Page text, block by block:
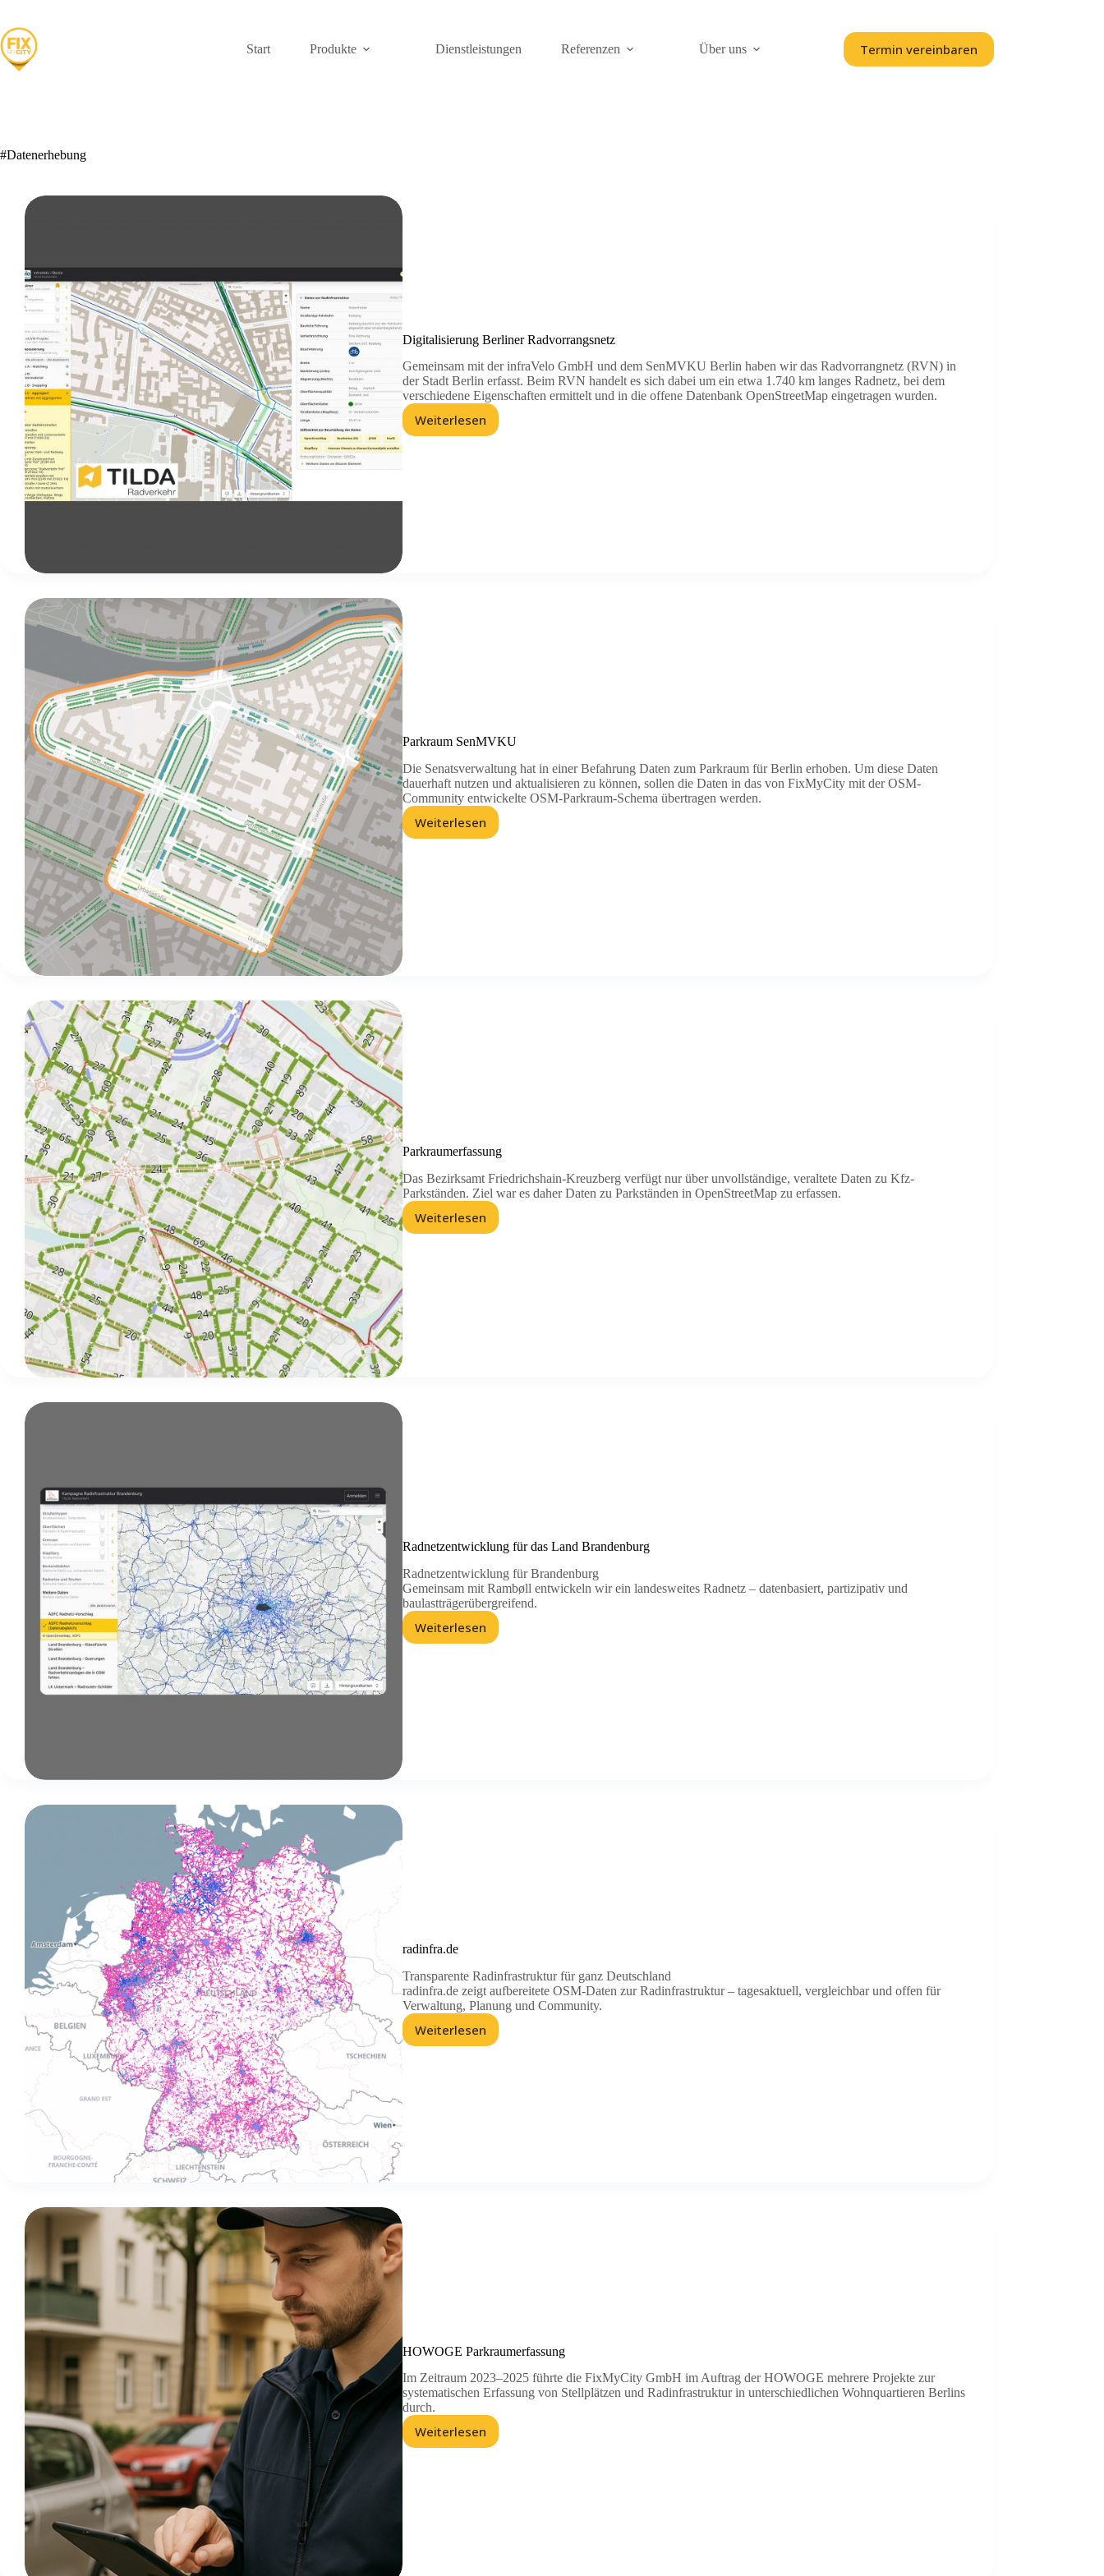
springen
Start
Produkte Dienstleistungen Referenzen Über uns Termin vereinbaren
#Datenerhebung
Digitalisierung Berliner Radvorrangsnetz
Gemeinsam mit der infraVelo GmbH und dem SenMVKU Berlin haben wir das Radvorrangnetz (RVN) in
der Stadt Berlin erfasst. Beim RVN handelt es sich dabei um ein etwa 1.740 km langes Radnetz, bei dem
verschiedene Eigenschaften ermittelt und in die offene Datenbank OpenStreetMap eingetragen wurden.
WeiterlesenDigitalisierung
Parkraum SenMVKU
Die Senatsverwaltung hat in einer Befahrung Daten zum Parkraum für Berlin erhoben. Um diese Daten
dauerhaft nutzen und aktualisieren zu können, sollen die Daten in das von FixMyCity mit der OSM-
Community entwickelte OSM-Parkraum-Schema übertragen werden.
Weiterlesen
Parkraum
Parkraumerfassung
Das Bezirksamt Friedrichshain-Kreuzberg verfügt nur über unvollständige, veraltete Daten zu Kfz-
Parkständen. Ziel war es daher Daten zu Parkständen in OpenStreetMap zu erfassen.
WeiterlesenParkraumerfassung
Radnetzentwicklung für das Land Brandenburg
Radnetzentwicklung für Brandenburg
Gemeinsam mit Rambøll entwickeln wir ein landesweites Radnetz – datenbasiert, partizipativ und
baulastträgerübergreifend.
WeiterlesenRadnetzentwicklung
radinfra.de
Transparente Radinfrastruktur für ganz Deutschland
radinfra.de zeigt aufbereitete OSM-Daten zur Radinfrastruktur – tagesaktuell, vergleichbar und offen für
Verwaltung, Planung und Community.
Weiterlesen
radinfra.de
HOWOGE Parkraumerfassung
Im Zeitraum 2023–2025 führte die FixMyCity GmbH im Auftrag der HOWOGE mehrere Projekte zur
systematischen Erfassung von Stellplätzen und Radinfrastruktur in unterschiedlichen Wohnquartieren Berlins
durch.
Weiterlesen
HOWOGE